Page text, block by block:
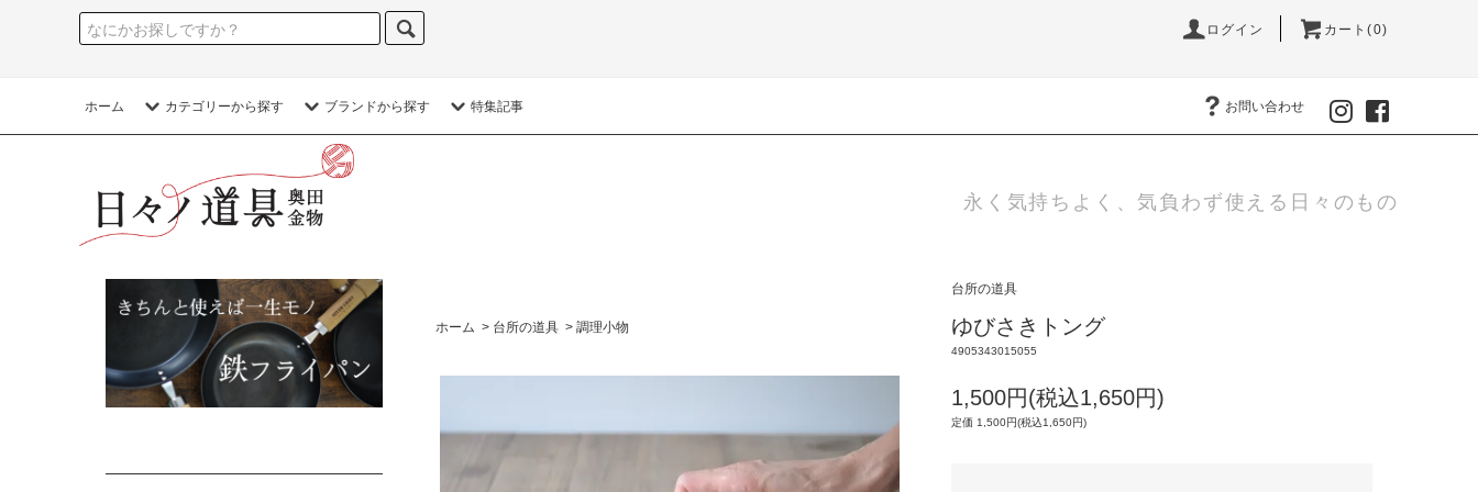
ログイン カート(0)
ホーム カテゴリーから探す ブランドから探す 特集記事 お問い合わせ
永く気持ちよく、気負わず使える日々のもの
ホーム > 台所の道具 > 調理小物
台所の道具
ゆびさきトング
4905343015055
1,500円(税込1,650円)
定価 1,500円(税込1,650円)